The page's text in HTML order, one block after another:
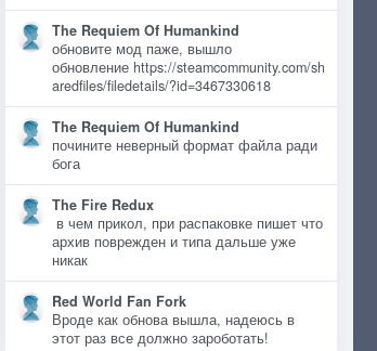
The Requiem Of Humankind
обновите мод паже, вышло
обновление https://steamcommunity.com/sh
aredfiles/filedetails/?id=3467330618
The Requiem Of Humankind
почините неверный формат файла ради
бога
The Fire Redux
в чем прикол, при распаковке пишет что
архив поврежден и типа дальше уже
никак
Red World Fan Fork
Вроде как обнова вышла, надеюсь в
этот раз все должно зароботать!